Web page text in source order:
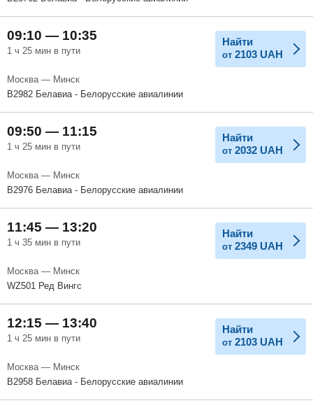
09:10 — 10:35
1 ч 25 мин в пути
Найти
от 2103 UAH
Москва — Минск
B2982 Белавиа - Белорусские авиалинии
09:50 — 11:15
1 ч 25 мин в пути
Найти
от 2032 UAH
Москва — Минск
B2976 Белавиа - Белорусские авиалинии
11:45 — 13:20
1 ч 35 мин в пути
Найти
от 2349 UAH
Москва — Минск
WZ501 Ред Вингс
12:15 — 13:40
1 ч 25 мин в пути
Найти
от 2103 UAH
Москва — Минск
B2958 Белавиа - Белорусские авиалинии